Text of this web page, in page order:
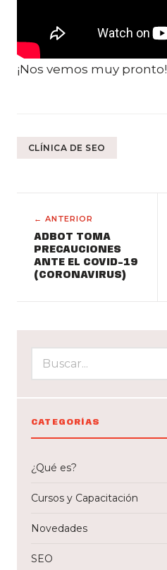
¡Nos vemos muy pronto!
CLÍNICA DE SEO
← ANTERIOR
ADBOT TOMA
PRECAUCIONES
ANTE EL COVID-19
(CORONAVIRUS)
CATEGORÍAS
¿Qué es?
Cursos y Capacitación
Novedades
SEO